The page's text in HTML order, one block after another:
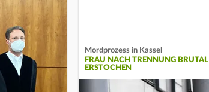
Mordprozess in Kassel
FRAU NACH TRENNUNG BRUTAL
ERSTOCHEN